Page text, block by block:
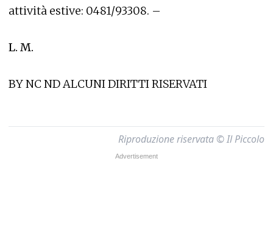
attività estive: 0481/93308. –
L. M.
BY NC ND ALCUNI DIRITTI RISERVATI
Riproduzione riservata © Il Piccolo